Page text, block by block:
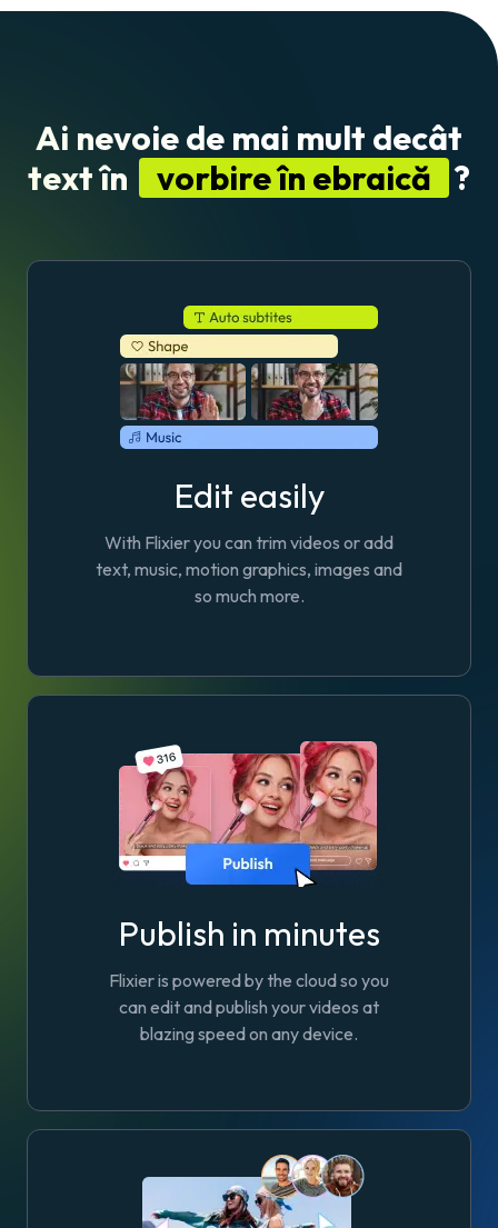
Ai nevoie de mai mult decât
text în
vorbire în ebraică ?
Edit easily
With Flixier you can trim videos or add
text, music, motion graphics, images and
so much more.
Publish in minutes
Flixier is powered by the cloud so you
can edit and publish your videos at
blazing speed on any device.